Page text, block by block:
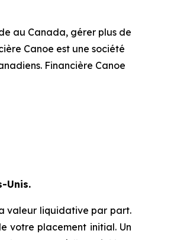
au Canada, gérer plus de
Canoe est une société
Financière Canoe
Unis.
valeur liquidative par part.
votre placement initial. Un